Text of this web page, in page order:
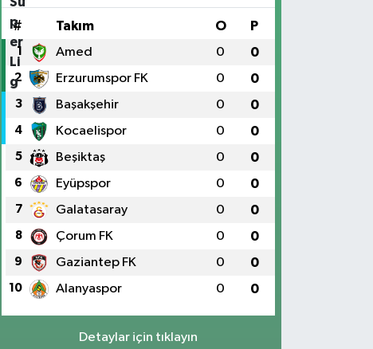
# Takım O P
1 Amed 0 0
2 Erzurumspor FK 0 0
3 Başakşehir 0 0
4 Kocaelispor 0 0
5 Beşiktaş 0 0
6 Eyüpspor 0 0
7 Galatasaray 0 0
8 Çorum FK 0 0
9 Gaziantep FK 0 0
10 Alanyaspor 0 0
Detaylar için tıklayın